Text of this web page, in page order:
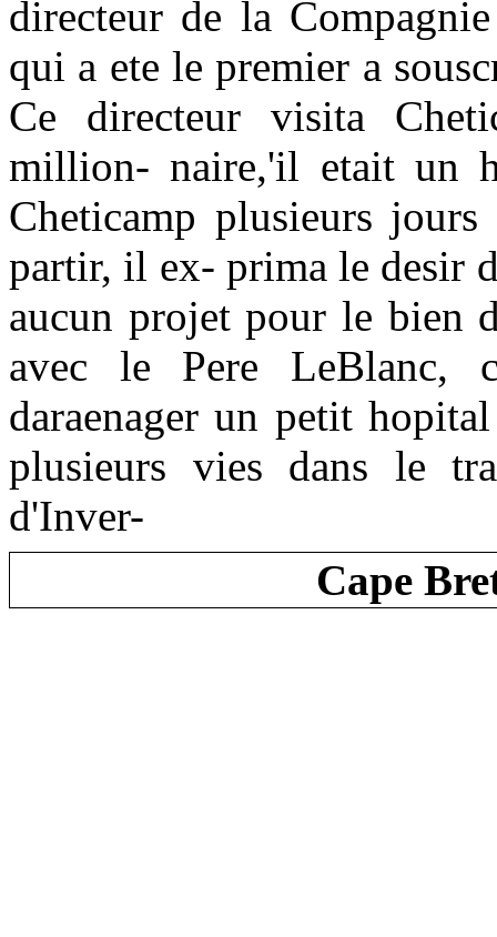
directeur de la
qui a ete le premier a
Ce directeur visita
million- naire,'il etait un
Cheticamp plusieurs
partir, il ex- prima le desir
aucun projet pour le bien
avec le Pere LeBlanc,
daraenager un petit
plusieurs vies dans le
d'Inver-
Cape